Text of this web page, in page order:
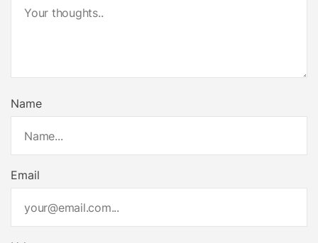
Name
Email